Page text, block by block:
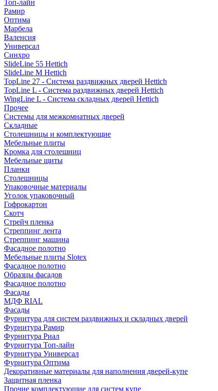
Топ-лайн
Рамир
Оптима
Марбела
Валенсия
Универсал
Синхро
SlideLine 55 Hettich
SlideLine M Hettich
TopLine 27 - Система раздвижных дверей Hettich
TopLine L - Система раздвижных дверей Hettich
WingLine L - Система складных дверей Hettich
Прочее
Системы для межкомнатных дверей
Складные
Столешницы и комплектующие
Мебельные плиты
Кромка для столешниц
Мебельные щиты
Планки
Столешницы
Упаковочные материалы
Уголок упаковочный
Гофрокартон
Скотч
Стрейч пленка
Стреппинг лента
Стреппинг машина
Фасадное полотно
Мебельные плиты Slotex
Фасадное полотно
Образцы фасадов
Фасадное полотно
Фасады
МДФ RIAL
Фасады
Фурнитура для систем раздвижных и складных дверей
Фурнитура Рамир
Фурнитура Риал
Фурнитура Топ-лайн
Фурнитура Универсал
Фурнитура Оптима
Декоративные материалы для наполнения дверей-купе
Защитная пленка
Прочие комплектующие для систем купе